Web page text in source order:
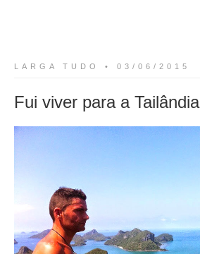
LARGA TUDO • 03/06/2015
Fui viver para a Tailândia